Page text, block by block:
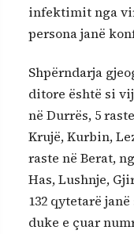
infektimit nga
persona janë
Shpërndarja
ditore është si
në Durrës, 5
Krujë, Kurbin,
raste në Berat,
Has, Lushnje,
132 qytetarë
duke e çuar